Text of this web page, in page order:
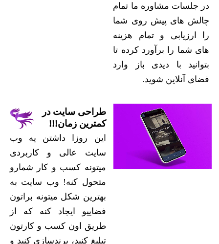
در جلسات مشاوره ما تمام
چالش های پیش روی شما
را ارزیابی و تمام هزینه
های شما را برآورد کرده تا
بتوانید با دیدی باز وارد
فضای آنلاین شوید.
طراحی سایت در
کمترین زمان!!!
این روزا داشتن یه وب
سایت عالی و کاربردی
میتونه کسب و کار شمارو
متحول کنه! وب سایت به
بهترین شکل میتونه براتون
فضاییو ایجاد کنه که از
طریق اون کسب و کارتون
تبلیغ کنید، برندسازی کنید و